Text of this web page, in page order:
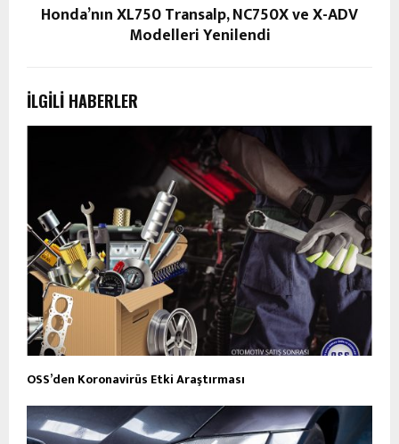
Honda’nın XL750 Transalp, NC750X ve X-ADV
Modelleri Yenilendi
İLGILI HABERLER
OSS’den Koronavirüs Etki Araştırması